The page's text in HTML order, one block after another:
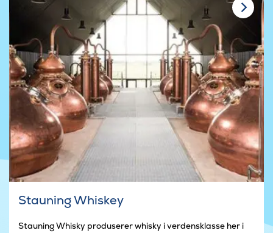
Stauning Whiskey
Stauning Whisky produserer whisky i verdensklasse her i